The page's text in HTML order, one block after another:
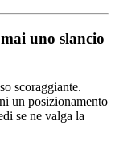
uno slancio
scoraggiante.
un posizionamento
se ne valga la